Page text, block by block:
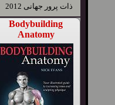
ذات پرور جهانی 2012
Bodybuilding
Anatomy